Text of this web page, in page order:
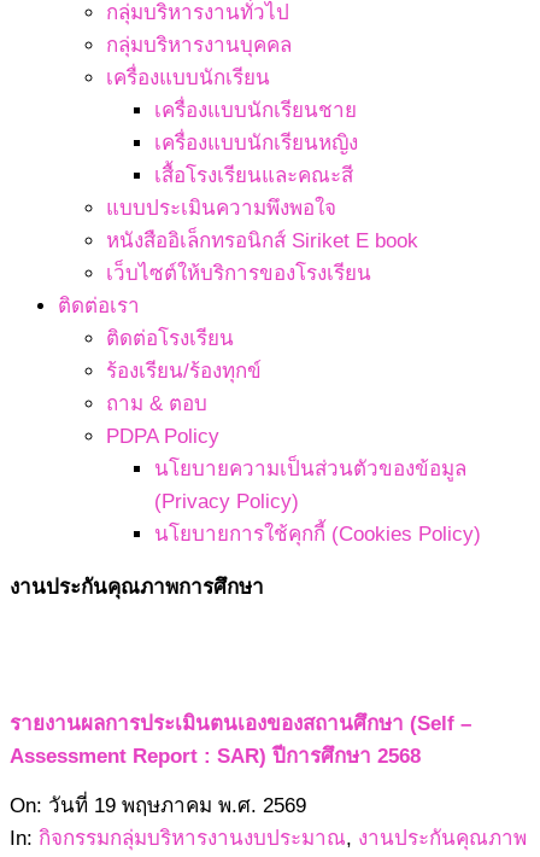
กลุ่มบริหารงานทั่วไป
กลุ่มบริหารงานบุคคล
เครื่องแบบนักเรียน
เครื่องแบบนักเรียนชาย
เครื่องแบบนักเรียนหญิง
เสื้อโรงเรียนและคณะสี
แบบประเมินความพึงพอใจ
หนังสืออิเล็กทรอนิกส์ Siriket E book
เว็บไซต์ให้บริการของโรงเรียน
ติดต่อเรา
ติดต่อโรงเรียน
ร้องเรียน/ร้องทุกข์
ถาม & ตอบ
PDPA Policy
นโยบายความเป็นส่วนตัวของข้อมูล
(Privacy Policy)
นโยบายการใช้คุกกี้ (Cookies Policy)
งานประกันคุณภาพการศึกษา
รายงานผลการประเมินตนเองของสถานศึกษา (Self –
Assessment Report : SAR) ปีการศึกษา 2568
2569-
05-
On: วันที่ 19 พฤษภาคม พ.ศ. 2569
In: กิจกรรมกลุ่มบริหารงานงบประมาณ, งานประกันคุณภาพ